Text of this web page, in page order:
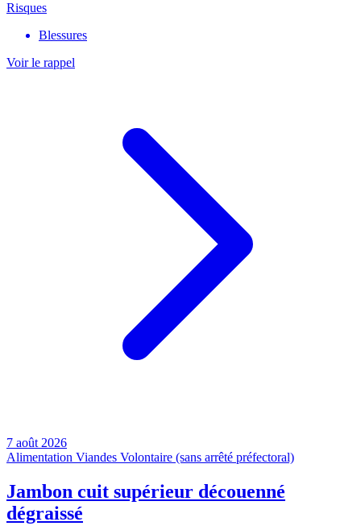
Risques
Blessures
Voir le rappel
7 août 2026
Alimentation Viandes Volontaire (sans arrêté préfectoral)
Jambon cuit supérieur découenné
dégraissé